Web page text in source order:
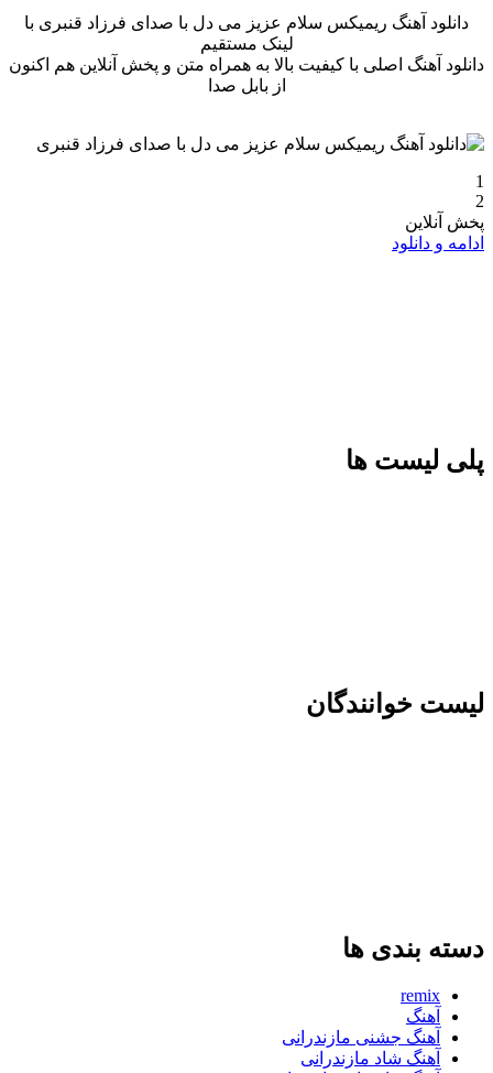
دانلود آهنگ ریمیکس سلام عزیز می دل با صدای فرزاد قنبری با
لینک مستقیم
دانلود آهنگ اصلی با کیفیت بالا به همراه متن و پخش آنلاین هم اکنون
از بابل صدا
1
2
پخش آنلاین
ادامه و دانلود
پلی لیست ها
لیست خوانندگان
دسته بندی ها
remix
آهنگ
آهنگ جشنی مازندرانی
آهنگ شاد مازندرانی